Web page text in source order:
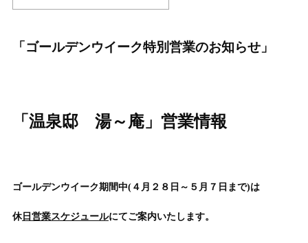
「ゴールデンウイーク特別営業のお知らせ」
「温泉邸 湯～庵」営業情報
ゴールデンウイーク期間中(４月２８日～５月７日まで)は
休日営業スケジュールにてご案内いたします。